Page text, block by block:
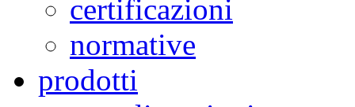
certificazioni
normative
prodotti